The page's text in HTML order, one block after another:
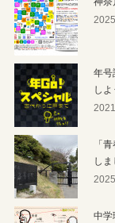
年
しよ
「
し
中